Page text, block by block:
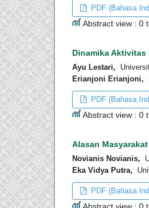
PDF (Bahasa
Abstract view : 0
Dinamika Aktivitas
Ayu Lestari,
Erianjoni Erianjoni,
PDF (Bahasa
Abstract view : 0
Alasan
Novianis Novianis,
Eka Vidya Putra,
PDF (Bahasa